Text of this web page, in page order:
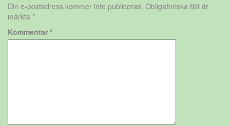
Din e-postadress kommer inte publiceras. Obligatoriska fält är
märkta *
Kommentar *